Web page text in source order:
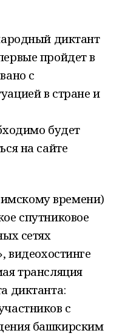
диктант
пройдет в
с
в стране и
будет
на сайте
времени)
спутниковое
сетях
видеохостинге
трансляция
диктанта:
с
башкирским